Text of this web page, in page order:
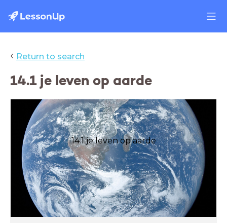
‹ Return to search
14.1 je leven op aarde
14.1 je leven op aarde